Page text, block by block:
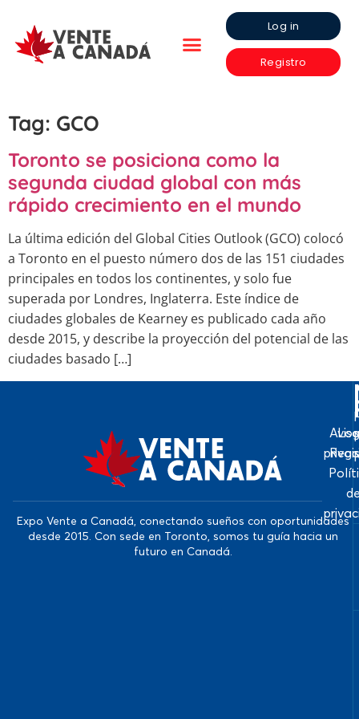
Log in
Registro
Tag: GCO
Toronto se posiciona como la
segunda ciudad global con más
rápido crecimiento en el mundo
La última edición del Global Cities Outlook (GCO) colocó
a Toronto en el puesto número dos de las 151 ciudades
principales en todos los continentes, y solo fue
superada por Londres, Inglaterra. Este índice de
ciudades globales de Kearney es publicado cada año
desde 2015, y describe la proyección del potencial de las
ciudades basado […]
Expo Vente a Canadá, conectando sueños con oportunidades
desde 2015. Con sede en Toronto, somos tu guía hacia un
futuro en Canadá.